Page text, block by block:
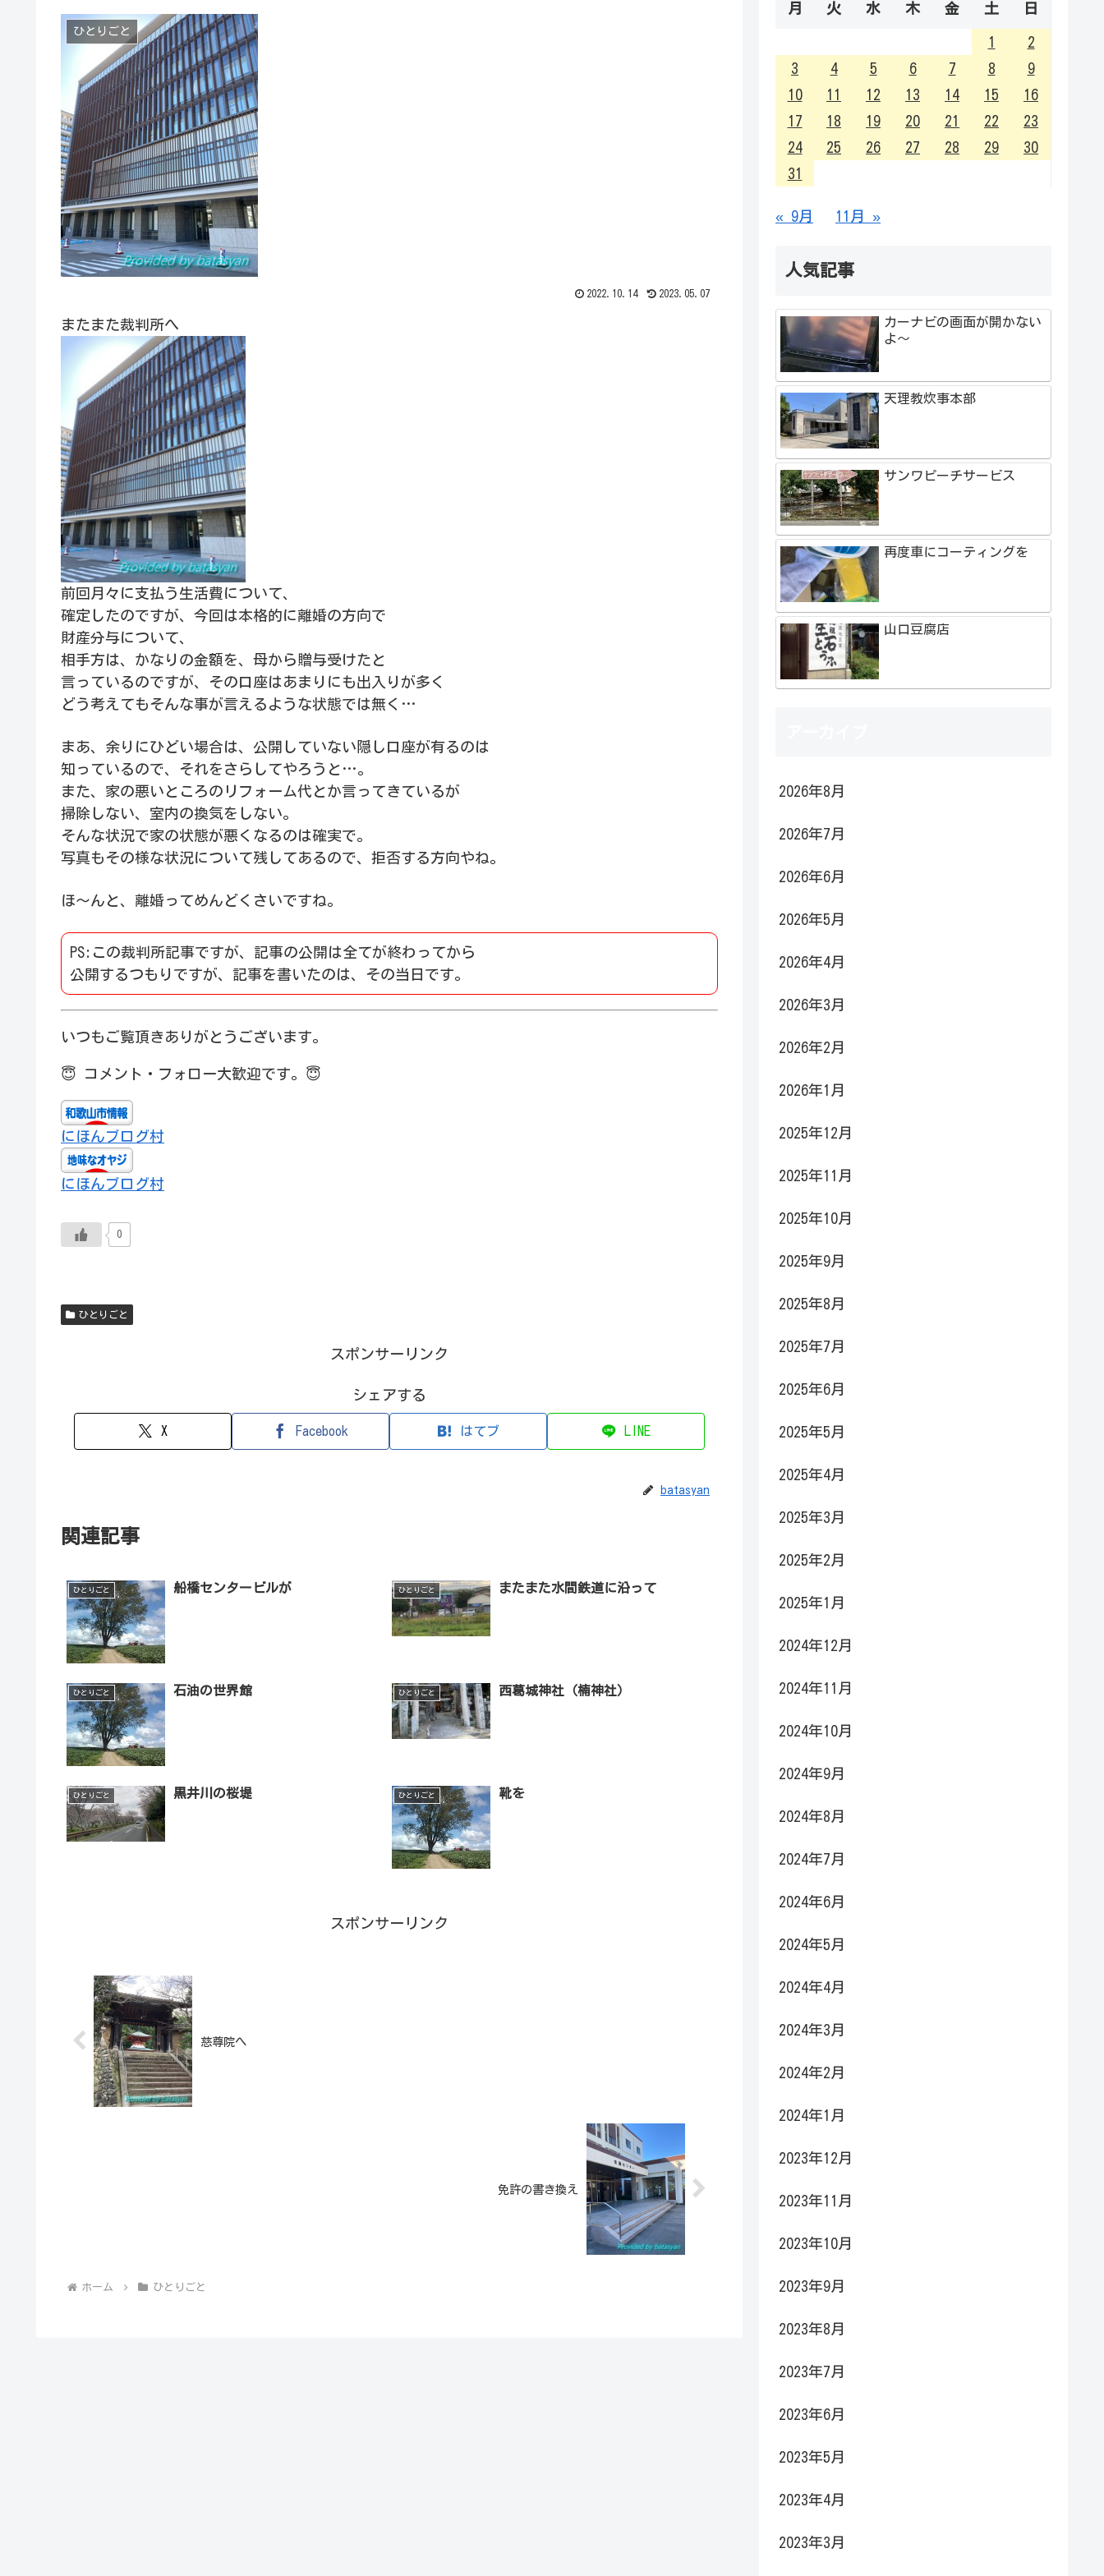
ひとりごと
2022.10.14 2023.05.07
またまた裁判所へ
前回月々に支払う生活費について、
確定したのですが、今回は本格的に離婚の方向で
財産分与について、
相手方は、かなりの金額を、母から贈与受けたと
言っているのですが、その口座はあまりにも出入りが多く
どう考えてもそんな事が言えるような状態では無く…
まあ、余りにひどい場合は、公開していない隠し口座が有るのは
知っているので、それをさらしてやろうと…。
また、家の悪いところのリフォーム代とか言ってきているが
掃除しない、室内の換気をしない。
そんな状況で家の状態が悪くなるのは確実で。
写真もその様な状況について残してあるので、拒否する方向やね。
ほ～んと、離婚ってめんどくさいですね。
PS:この裁判所記事ですが、記事の公開は全てが終わってから
公開するつもりですが、記事を書いたのは、その当日です。
いつもご覧頂きありがとうございます。
😇 コメント・フォロー大歓迎です。 😇
にほんブログ村
にほんブログ村
0
ひとりごと
スポンサーリンク
シェアする
X Facebook はてブ LINE
batasyan
関連記事
ひとりごと 船橋センタービルが ひとりごと またまた水間鉄道に沿って
ひとりごと 石油の世界館 ひとりごと 西葛城神社（楠神社）
ひとりごと 黒井川の桜堤 ひとりごと 靴を
スポンサーリンク
慈尊院へ
免許の書き換え
ホーム ひとりごと
月 火 水 木 金 土 日
1
2
3
4 5 6 7 8
9
10
11 12 13 14 15
16
17
18 19 20 21 22
23
24
25 26 27 28 29
30
31
« 9月 11月 »
人気記事
カーナビの画面が開かない
よ～
天理教炊事本部
サンワピーチサービス
再度車にコーティングを
山口豆腐店
2026年8月
2026年7月
2026年6月
2026年5月
2026年4月
2026年3月
2026年2月
2026年1月
2025年12月
2025年11月
2025年10月
2025年9月
2025年8月
2025年7月
2025年6月
2025年5月
2025年4月
2025年3月
2025年2月
2025年1月
2024年12月
2024年11月
2024年10月
2024年9月
2024年8月
2024年7月
2024年6月
2024年5月
2024年4月
2024年3月
2024年2月
2024年1月
2023年12月
2023年11月
2023年10月
2023年9月
2023年8月
2023年7月
2023年6月
2023年5月
2023年4月
2023年3月